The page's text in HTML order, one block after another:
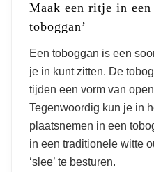
Maak een ritje in
toboggan’
Een toboggan is een
je in kunt zitten. De
tijden een vorm van
Tegenwoordig kun je in
plaatsnemen in een
in een traditionele witte
‘slee’ te besturen.